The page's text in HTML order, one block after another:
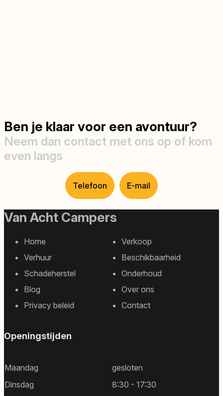
Ben je klaar voor een avontuur?
Neem dan contact met ons op of kom
even langs
Telefoon E-mail
Van Acht Campers
Footer
sitemap
Home
Verkoop
Verhuur
Beschikbaarheid
Schadeherstel
Onderhoud
Blog
Over ons
Privacy beleid
Contact
Openingstijden
Maandag
gesloten
Dinsdag
8:30 - 17:30